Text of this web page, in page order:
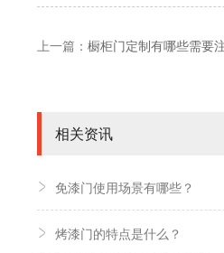
上一篇： 橱柜门定制有哪些需要
相关资讯
免漆门使用场景有哪些？
烤漆门的特点是什么？